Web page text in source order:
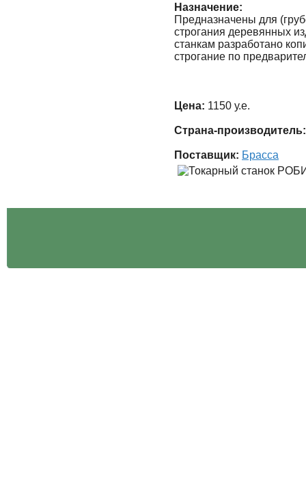
Назначение:
Предназначены для
строгания деревянных
станкам разработано
строгание по
Цена: 1150 у.е.
Страна-производитель:
Поставщик: Брасса